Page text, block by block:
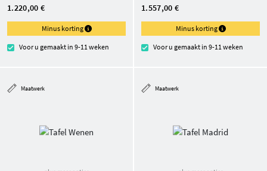
1.220,00 €
Minus korting
Voor u gemaakt in 9-11 weken
1.557,00 €
Minus korting
Voor u gemaakt in 9-11 weken
Maatwerk Maatwerk